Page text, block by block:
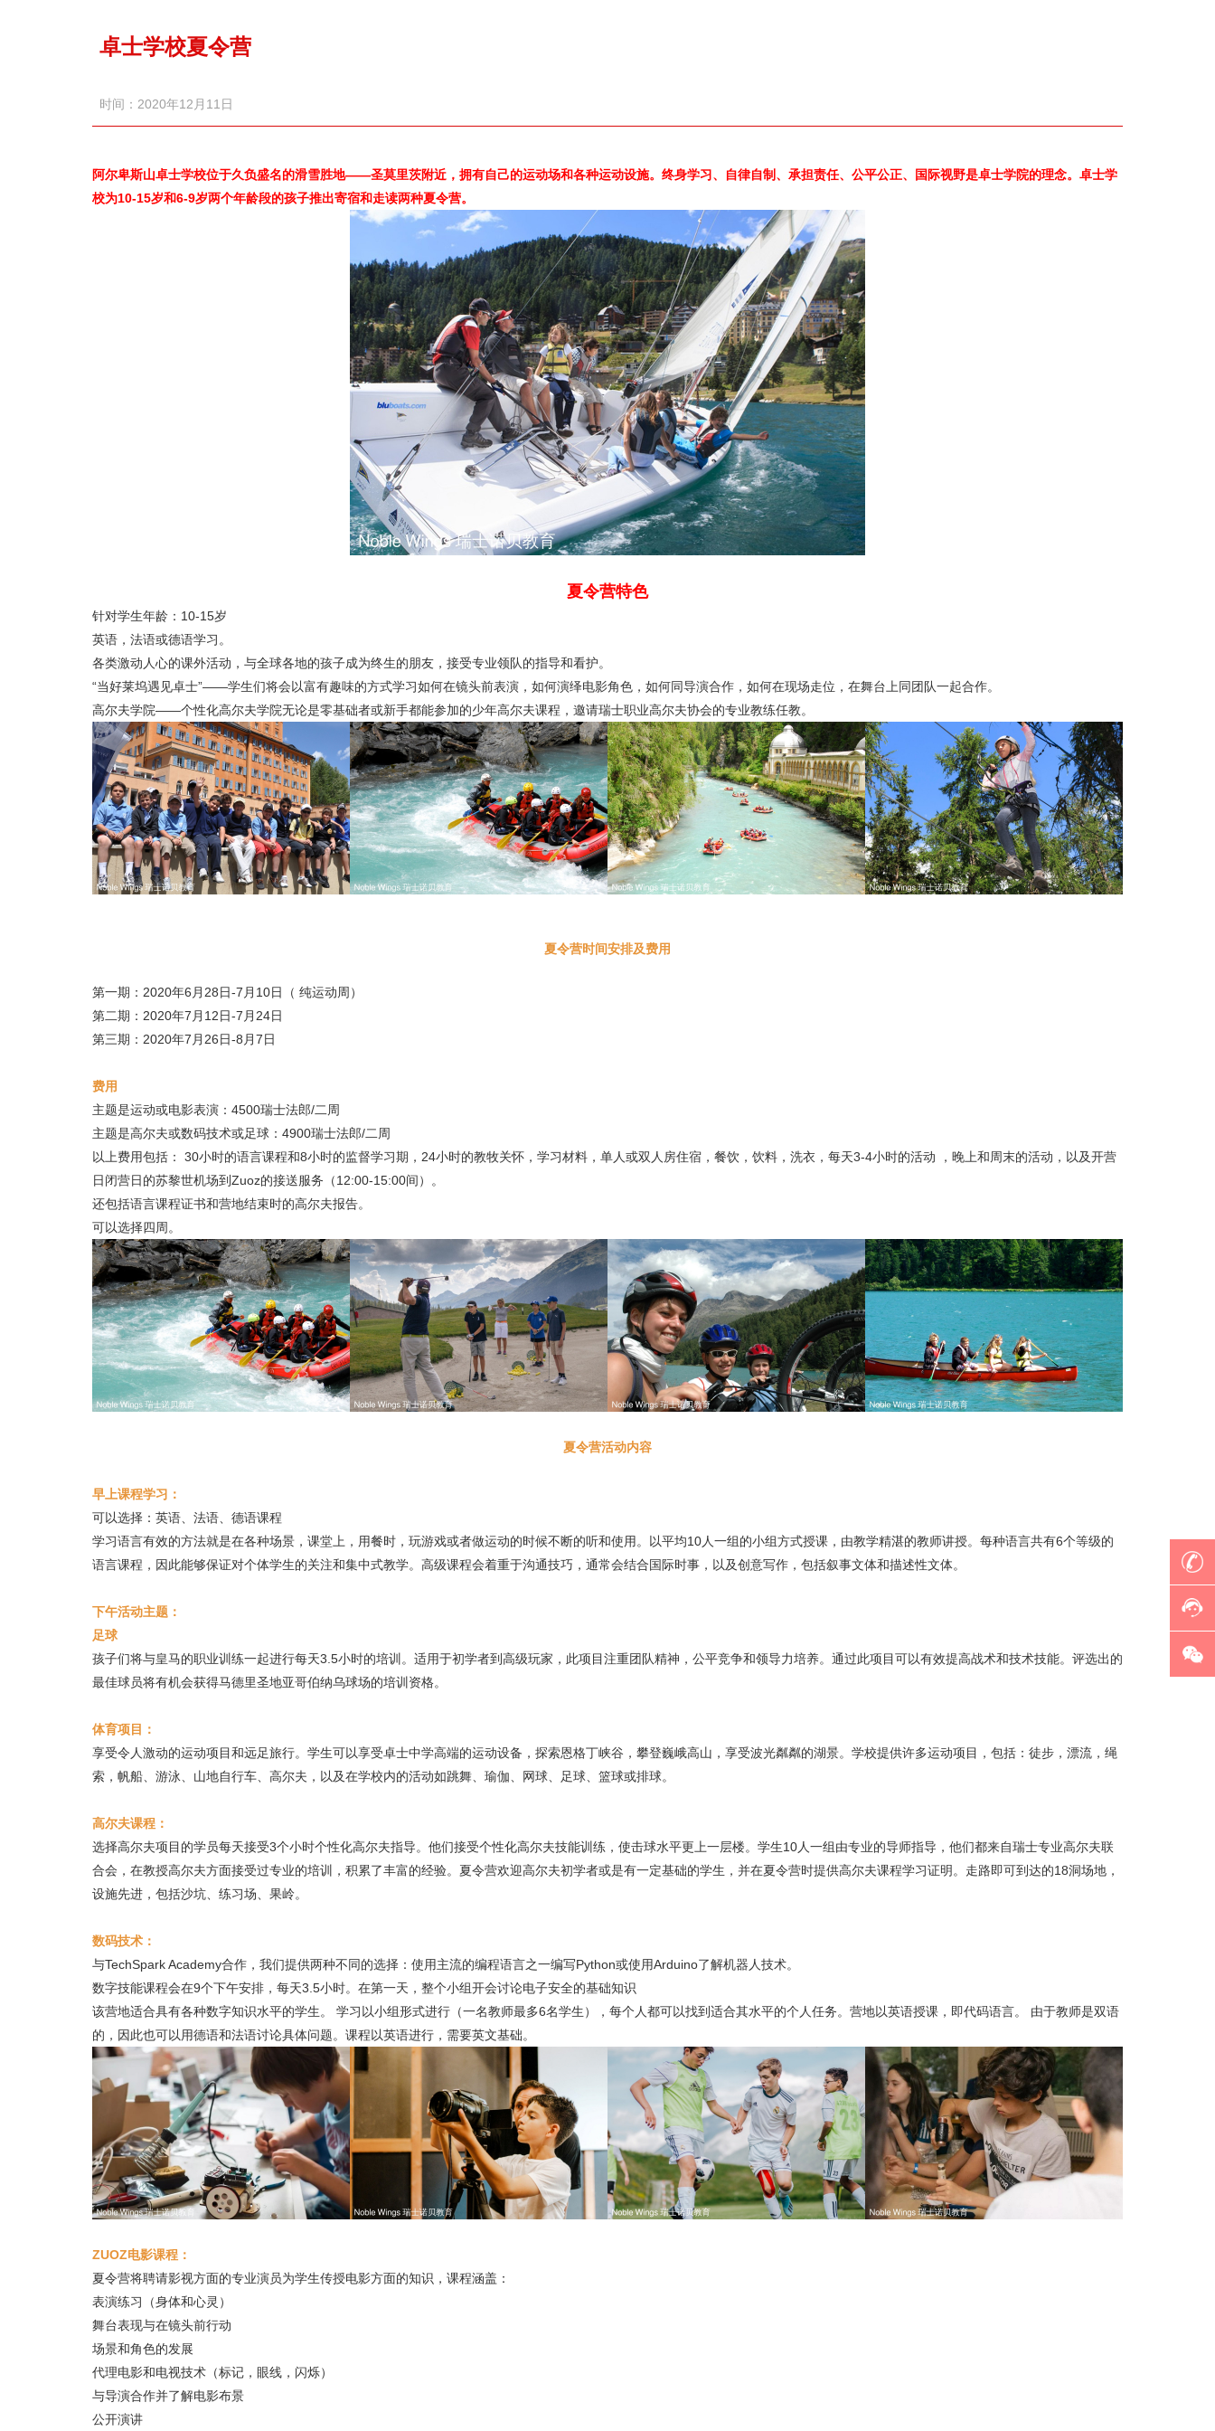
卓士学校夏令营
时间：2020年12月11日
阿尔卑斯山卓士学校位于久负盛名的滑雪胜地——圣莫里茨附近，拥有自己的运动场和各种运动设施。终身学习、自律自制、承担责任、公平公正、国际视野是卓士学院的理念。卓士学
校为10-15岁和6-9岁两个年龄段的孩子推出寄宿和走读两种夏令营。
夏令营特色
针对学生年龄：10-15岁
英语，法语或德语学习。
各类激动人心的课外活动，与全球各地的孩子成为终生的朋友，接受专业领队的指导和看护。
“当好莱坞遇见卓士”——学生们将会以富有趣味的方式学习如何在镜头前表演，如何演绎电影角色，如何同导演合作，如何在现场走位，在舞台上同团队一起合作。
高尔夫学院——个性化高尔夫学院无论是零基础者或新手都能参加的少年高尔夫课程，邀请瑞士职业高尔夫协会的专业教练任教。
夏令营时间安排及费用
第一期：2020年6月28日-7月10日（ 纯运动周）
第二期：2020年7月12日-7月24日
第三期：2020年7月26日-8月7日
费用
主题是运动或电影表演：4500瑞士法郎/二周
主题是高尔夫或数码技术或足球：4900瑞士法郎/二周
以上费用包括： 30小时的语言课程和8小时的监督学习期，24小时的教牧关怀，学习材料，单人或双人房住宿，餐饮，饮料，洗衣，每天3-4小时的活动 ，晚上和周末的活动，以及开营
日闭营日的苏黎世机场到Zuoz的接送服务（12:00-15:00间）。
还包括语言课程证书和营地结束时的高尔夫报告。
可以选择四周。
夏令营活动内容
早上课程学习：
可以选择：英语、法语、德语课程
学习语言有效的方法就是在各种场景，课堂上，用餐时，玩游戏或者做运动的时候不断的听和使用。以平均10人一组的小组方式授课，由教学精湛的教师讲授。每种语言共有6个等级的
语言课程，因此能够保证对个体学生的关注和集中式教学。高级课程会着重于沟通技巧，通常会结合国际时事，以及创意写作，包括叙事文体和描述性文体。
下午活动主题：
足球
孩子们将与皇马的职业训练一起进行每天3.5小时的培训。适用于初学者到高级玩家，此项目注重团队精神，公平竞争和领导力培养。通过此项目可以有效提高战术和技术技能。评选出的
最佳球员将有机会获得马德里圣地亚哥伯纳乌球场的培训资格。
体育项目：
享受令人激动的运动项目和远足旅行。学生可以享受卓士中学高端的运动设备，探索恩格丁峡谷，攀登巍峨高山，享受波光粼粼的湖景。学校提供许多运动项目，包括：徒步，漂流，绳
索，帆船、游泳、山地自行车、高尔夫，以及在学校内的活动如跳舞、瑜伽、网球、足球、篮球或排球。
高尔夫课程：
选择高尔夫项目的学员每天接受3个小时个性化高尔夫指导。他们接受个性化高尔夫技能训练，使击球水平更上一层楼。学生10人一组由专业的导师指导，他们都来自瑞士专业高尔夫联
合会，在教授高尔夫方面接受过专业的培训，积累了丰富的经验。夏令营欢迎高尔夫初学者或是有一定基础的学生，并在夏令营时提供高尔夫课程学习证明。走路即可到达的18洞场地，
设施先进，包括沙坑、练习场、果岭。
数码技术：
与TechSpark Academy合作，我们提供两种不同的选择：使用主流的编程语言之一编写Python或使用Arduino了解机器人技术。
数字技能课程会在9个下午安排，每天3.5小时。在第一天，整个小组开会讨论电子安全的基础知识
该营地适合具有各种数字知识水平的学生。 学习以小组形式进行（一名教师最多6名学生），每个人都可以找到适合其水平的个人任务。营地以英语授课，即代码语言。 由于教师是双语
的，因此也可以用德语和法语讨论具体问题。课程以英语进行，需要英文基础。
ZUOZ电影课程：
夏令营将聘请影视方面的专业演员为学生传授电影方面的知识，课程涵盖：
表演练习（身体和心灵）
舞台表现与在镜头前行动
场景和角色的发展
代理电影和电视技术（标记，眼线，闪烁）
与导演合作并了解电影布景
公开演讲